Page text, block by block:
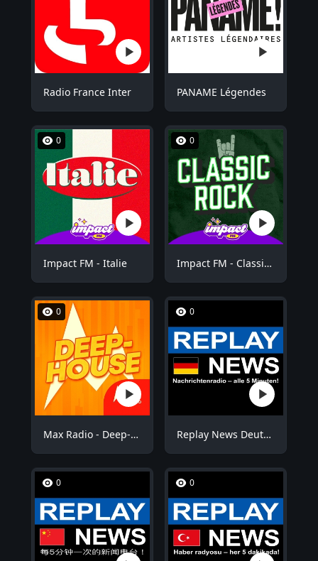
Radio France Inter PANAME Légendes
0
Impact FM - Italie
0
Impact FM - Classic Rock
0
Max Radio - Deep-House
0
Replay News Deutsch
0 0